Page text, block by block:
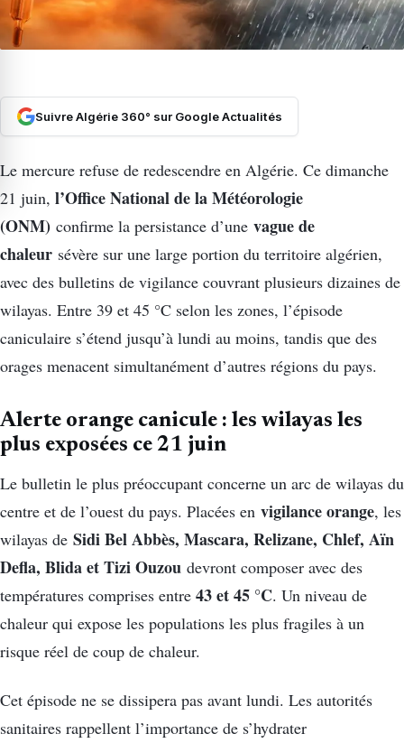
Suivre Algérie 360° sur Google Actualités
Le mercure refuse de redescendre en Algérie. Ce dimanche
21 juin, l’Office National de la Météorologie
(ONM) confirme la persistance d’une vague de
chaleur sévère sur une large portion du territoire algérien,
avec des bulletins de vigilance couvrant plusieurs dizaines de
wilayas. Entre 39 et 45 °C selon les zones, l’épisode
caniculaire s’étend jusqu’à lundi au moins, tandis que des
orages menacent simultanément d’autres régions du pays.
Alerte orange canicule : les wilayas les
plus exposées ce 21 juin
Le bulletin le plus préoccupant concerne un arc de wilayas du
centre et de l’ouest du pays. Placées en vigilance orange, les
wilayas de Sidi Bel Abbès, Mascara, Relizane, Chlef, Aïn
Defla, Blida et Tizi Ouzou devront composer avec des
températures comprises entre 43 et 45 °C. Un niveau de
chaleur qui expose les populations les plus fragiles à un
risque réel de coup de chaleur.
Cet épisode ne se dissipera pas avant lundi. Les autorités
sanitaires rappellent l’importance de s’hydrater